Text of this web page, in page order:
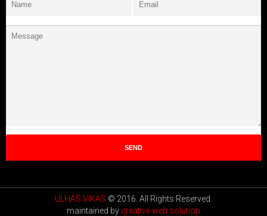
ULHAS VIKAS © 2016. All Rights Reserved.
maintained by creative web solution